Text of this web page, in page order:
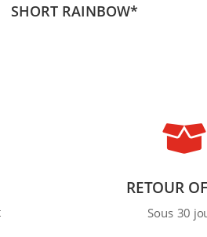
SHORT RAINBOW*

RETOUR
Sous 30